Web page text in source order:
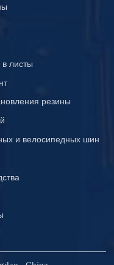
листы
резины
и велосипедных шин